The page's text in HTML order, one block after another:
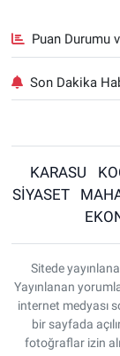
Puan Durumu
Son Dakika
KARASU
SİYASET
Sitede
Yayınlanan
internet medyası
bir sayfada
fotoğraflar izin